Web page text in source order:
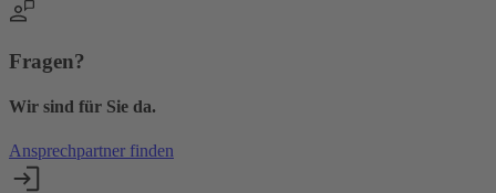
Fragen?
Wir sind für Sie da.
Ansprechpartner finden